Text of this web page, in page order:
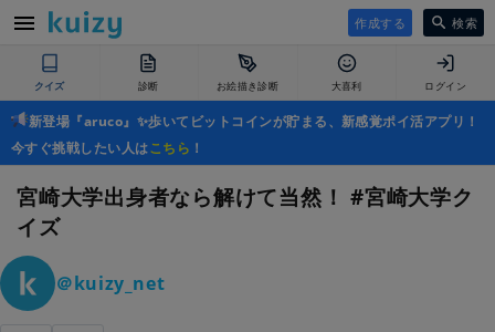
作成する 検索
クイズ 診断 お絵描き診断 大喜利 ログイン
新登場『aruco』✨歩いてビットコインが貯まる、新感覚ポイ活アプリ！
今すぐ挑戦したい人はこちら ！
宮崎大学出身者なら解けて当然！ #宮崎大学ク
イズ
＠kuizy_net